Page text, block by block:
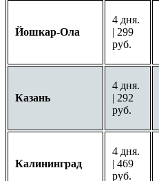
Йошкар-Ола
4 дня.
| 299
руб.
Казань
4 дня.
| 292
руб.
Калининград
4 дня.
| 469
руб.